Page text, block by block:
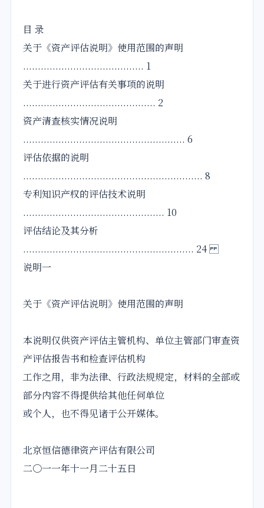
目 录
关于《资产评估说明》使用范围的声明
......................................... 1
关于进行资产评估有关事项的说明
............................................. 2
资产清查核实情况说明
....................................................... 6
评估依据的说明
............................................................. 8
专利知识产权的评估技术说明
................................................ 10
评估结论及其分析
.......................................................... 24
说明一
关于《资产评估说明》使用范围的声明
本说明仅供资产评估主管机构、单位主管部门审查资
产评估报告书和检查评估机构
工作之用，非为法律、行政法规规定，材料的全部或
部分内容不得提供给其他任何单位
或个人，也不得见诸于公开媒体。
北京恒信德律资产评估有限公司
二〇一一年十一月二十五日